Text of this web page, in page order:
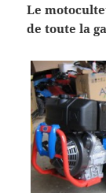
Le
de toute la